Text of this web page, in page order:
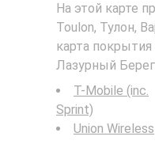
На этой карте
Toulon, Тулон,
карта
Лазурный
T-Mobile (inc.
Sprint)
Union Wireless